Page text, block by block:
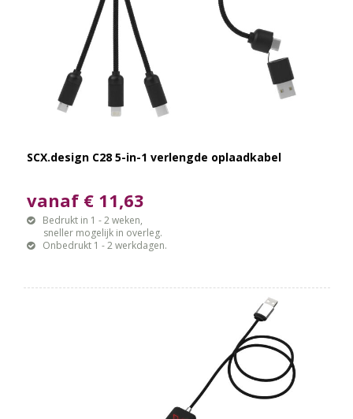
SCX.design C28 5-in-1 verlengde oplaadkabel
vanaf € 11,63
Bedrukt in 1 - 2 weken,
sneller mogelijk in overleg.
Onbedrukt 1 - 2 werkdagen.